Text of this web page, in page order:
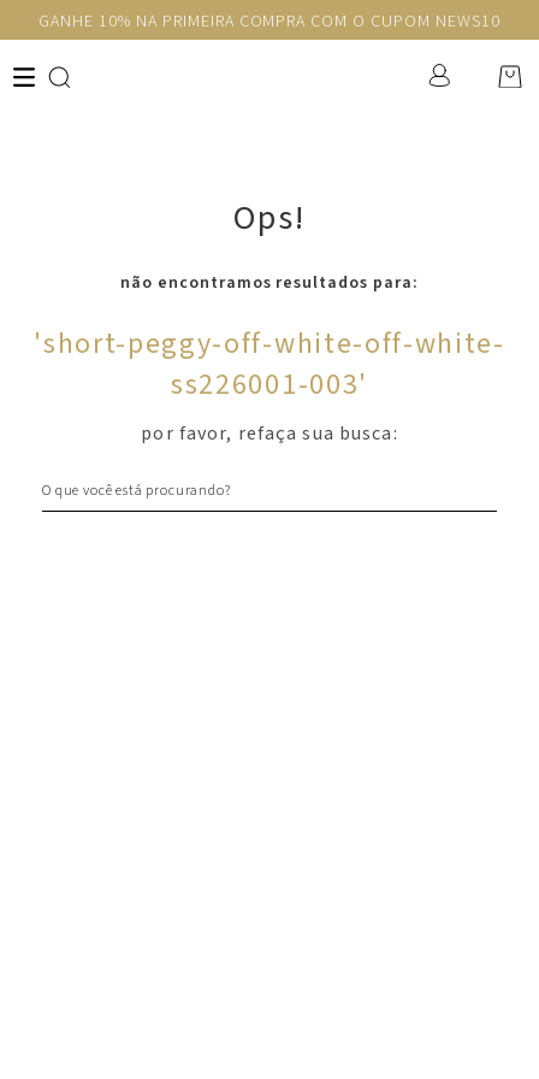
GANHE 10% NA PRIMEIRA COMPRA COM O CUPOM NEWS10
Ops!
não encontramos resultados para:
'short-peggy-off-white-off-white-
ss226001-003'
por favor, refaça sua busca: